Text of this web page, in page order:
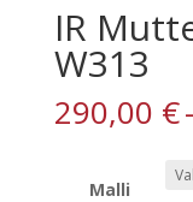
IR
W313
290,00 €
Malli